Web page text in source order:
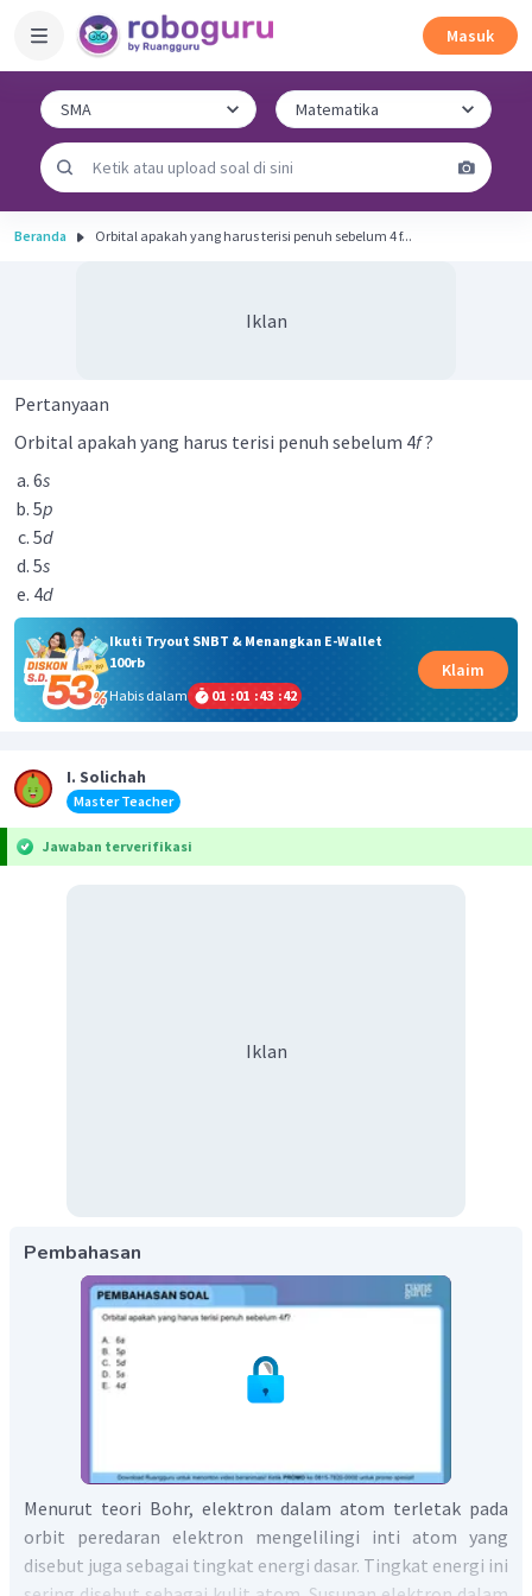
Masuk
Beranda Orbital apakah yang harus terisi penuh sebelum 4 f...
Iklan
Pertanyaan
Orbital apakah yang harus terisi penuh sebelum 4f?
6s
5p
5d
5s
4d
Ikuti Tryout SNBT & Menangkan E-Wallet
100rb
Habis dalam
01 :01 :43 :42
Klaim
I. Solichah
Master Teacher
Jawaban terverifikasi
Iklan
Pembahasan
Menurut teori Bohr, elektron dalam atom terletak pada
orbit peredaran elektron mengelilingi inti atom yang
disebut juga sebagai tingkat energi dasar. Tingkat energi ini